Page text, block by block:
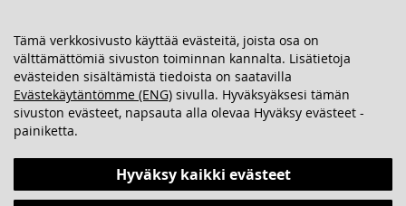
CONTENT
Tämä verkkosivusto käyttää evästeitä, joista osa on
välttämättömiä sivuston toiminnan kannalta. Lisätietoja
evästeiden sisältämistä tiedoista on saatavilla
Evästekäytäntömme (ENG) sivulla. Hyväksyäksesi tämän
sivuston evästeet, napsauta alla olevaa Hyväksy evästeet -
painiketta.
Hyväksy kaikki evästeet